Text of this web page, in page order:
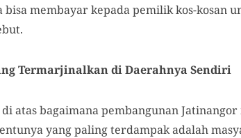
bisa membayar kepada pemilik kos-kosan
Termarjinalkan di Daerahnya Sendiri
atas bagaimana pembangunan
yang paling terdampak adalah